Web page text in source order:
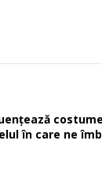
în care ne